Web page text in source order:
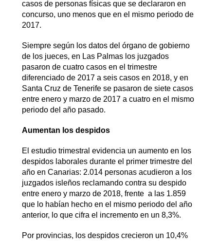
casos de personas físicas que se declararon en
concurso, uno menos que en el mismo periodo de
2017.
Siempre según los datos del órgano de gobierno
de los jueces, en Las Palmas los juzgados
pasaron de cuatro casos en el trimestre
diferenciado de 2017 a seis casos en 2018, y en
Santa Cruz de Tenerife se pasaron de siete casos
entre enero y marzo de 2017 a cuatro en el mismo
periodo del año pasado.
Aumentan los despidos
El estudio trimestral evidencia un aumento en los
despidos laborales durante el primer trimestre del
año en Canarias: 2.014 personas acudieron a los
juzgados isleños reclamando contra su despido
entre enero y marzo de 2018, frente a las 1.859
que lo habían hecho en el mismo periodo del año
anterior, lo que cifra el incremento en un 8,3%.
Por provincias, los despidos crecieron un 10,4%